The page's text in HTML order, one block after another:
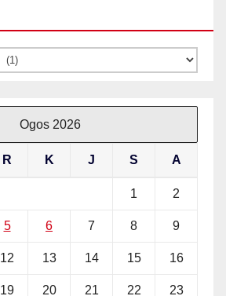
Ogos 2026
R K J S A
1 2
5 6 7 8 9
12 13 14 15 16
19 20 21 22 23